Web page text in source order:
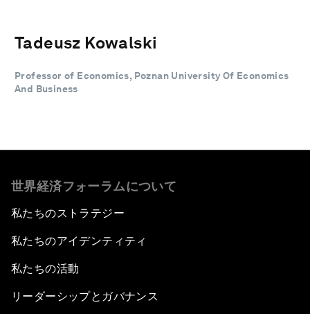
Tadeusz Kowalski
Professor of Economics, Poznan University Of Economics
And Business
世界経済フォーラムについて
私たちのストラテジー
私たちのアイデンティティ
私たちの活動
リーダーシップとガバナンス